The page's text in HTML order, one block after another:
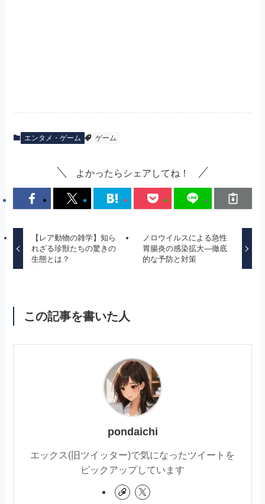
エンタメ・ゲーム ゲーム
よかったらシェアしてね！
【レア動物の雑学】知ら
れざる珍獣たちの驚きの
生態とは？
ノロウイルスによる急性
胃腸炎の感染拡大—徹底
的な予防と対策
この記事を書いた人
pondaichi
エックス(旧ツイッター)で気になったツイートを
ピックアップしています